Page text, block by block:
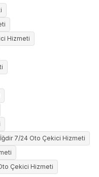
Hizmeti
İğdir 7/24 Oto Çekici Hizmeti
Çekici Hizmeti